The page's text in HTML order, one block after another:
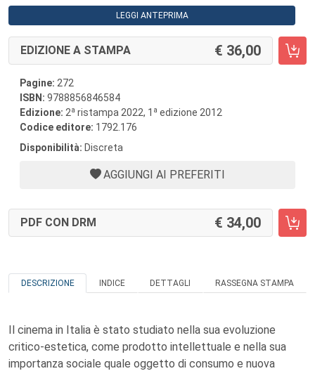
LEGGI ANTEPRIMA
EDIZIONE A STAMPA 36,00
Pagine: 272
ISBN: 9788856846584
Edizione: 2a ristampa 2022, 1 a edizione 2012
Codice editore: 1792.176
Disponibilità: Discreta
AGGIUNGI AI PREFERITI
PDF CON DRM 34,00
DESCRIZIONE INDICE DETTAGLI RASSEGNA STAMPA
Il cinema in Italia è stato studiato nella sua evoluzione
critico-estetica, come prodotto intellettuale e nella sua
importanza sociale quale oggetto di consumo e nuova